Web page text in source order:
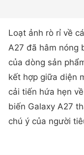
Loạt ảnh rò rỉ về
A27 đã hâm nóng
của dòng sản
kết hợp giữa diện
cải tiến hứa hẹn
biến Galaxy A27
chú ý của người